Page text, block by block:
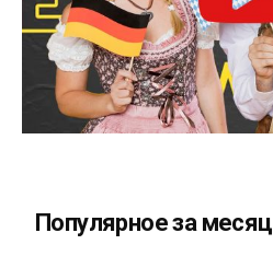
Популярное за месяц